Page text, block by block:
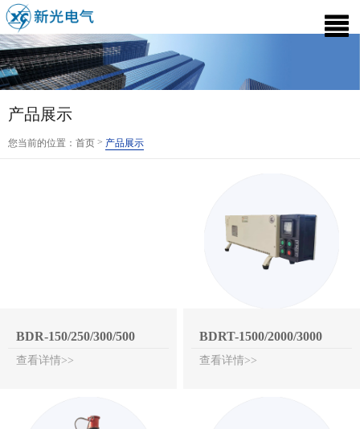
产品展示
您当前的位置： 首页 > 产品展示
BDR-150/250/300/500
查看详情>>
BDRT-1500/2000/3000
查看详情>>